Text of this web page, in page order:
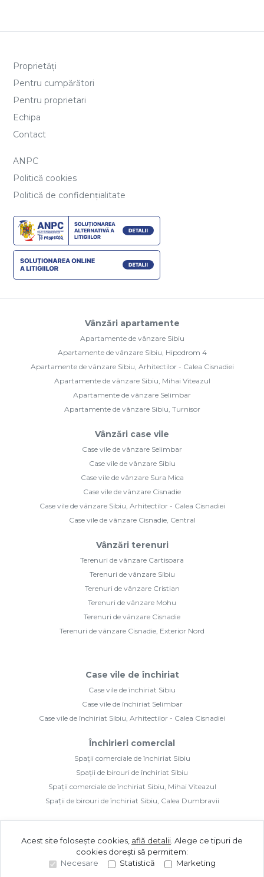
ANPC
Politică de confidențialitate
Vânzări apartamente
Apartamente de vânzare Sibiu, Hipodrom 4
Apartamente de vânzare Sibiu, Arhitectilor - Calea Cisnadiei
Apartamente de vânzare Sibiu, Mihai Viteazul
Apartamente de vânzare Selimbar
Apartamente de vânzare Sibiu, Turnisor
Case vile de vânzare Selimbar
Vânzări terenuri
Terenuri de vânzare Cartisoara
Case vile de închiriat
Case vile de închiriat Sibiu
Case vile de închiriat Selimbar
Case vile de închiriat Sibiu, Arhitectilor - Calea Cisnadiei
Închirieri comercial
Spații comerciale de închiriat Sibiu
Spații de birouri de închiriat Sibiu, Calea Dumbravii
Mbm Ideal Imobiliare Sibiu S.R.L.
Site creat în
Acest site folosește cookies, află detalii Alege ce tipuri de
cookies dorești să permitem:
Necesare
Statistică Marketing